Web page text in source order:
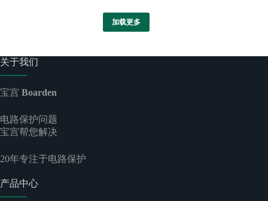
加载更多
关于我们
宝宫 Boarden
电路保护问题
宝宫帮您解决
20年专注于电路保护
产品中心